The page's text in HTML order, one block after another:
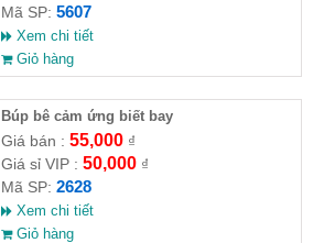
Mã SP: 5607
Xem chi tiết
Giỏ hàng
​Búp bê cảm ứng biết bay
Giá bán : 55,000₫
Giá sỉ VIP : 50,000₫
Mã SP: 2628
Xem chi tiết
Giỏ hàng